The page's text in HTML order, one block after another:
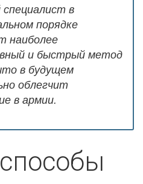
в
порядке
наиболее
и быстрый метод
в будущем
облегчит
в армии.